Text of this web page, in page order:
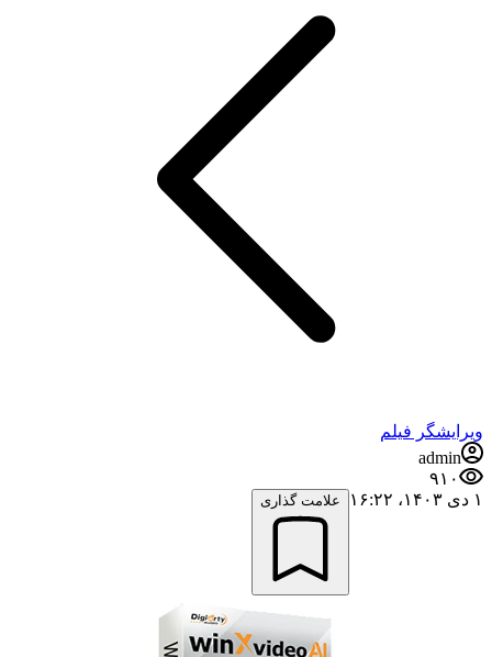
ویرایشگر فیلم
admin
۹۱۰
۱ دی ۱۴۰۳،‏ ۱۶:۲۲
علامت گذاری